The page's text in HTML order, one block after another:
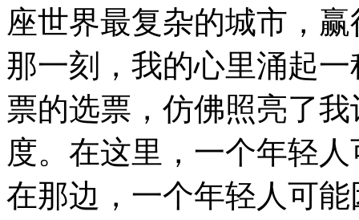
座世界最复杂的城市，
那一刻，我的心里涌起
票的选票，仿佛照亮了
度。在这里，一个年轻
在那边，一个年轻人可